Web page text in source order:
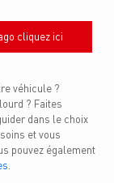
cliquez ici
véhicule ?
? Faites
dans le choix
et vous
pouvez également
.